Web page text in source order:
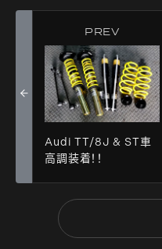
PREV
Audi TT/8J & ST車
高調装着！！